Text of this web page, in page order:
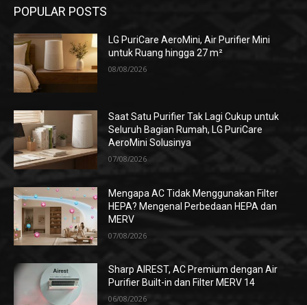
POPULAR POSTS
LG PuriCare AeroMini, Air Purifier Mini
untuk Ruang hingga 27 m²
08/08/2026
Saat Satu Purifier Tak Lagi Cukup untuk
Seluruh Bagian Rumah, LG PuriCare
AeroMini Solusinya
07/08/2026
Mengapa AC Tidak Menggunakan Filter
HEPA? Mengenal Perbedaan HEPA dan
MERV
07/08/2026
Sharp AIREST, AC Premium dengan Air
Purifier Built-in dan Filter MERV 14
06/08/2026